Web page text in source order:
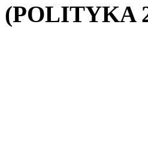
(POLITYKA